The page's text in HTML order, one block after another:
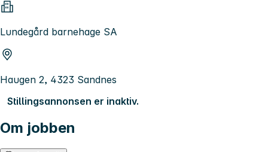
Lundegård barnehage SA
Haugen 2, 4323 Sandnes
Stillingsannonsen er inaktiv.
Om jobben